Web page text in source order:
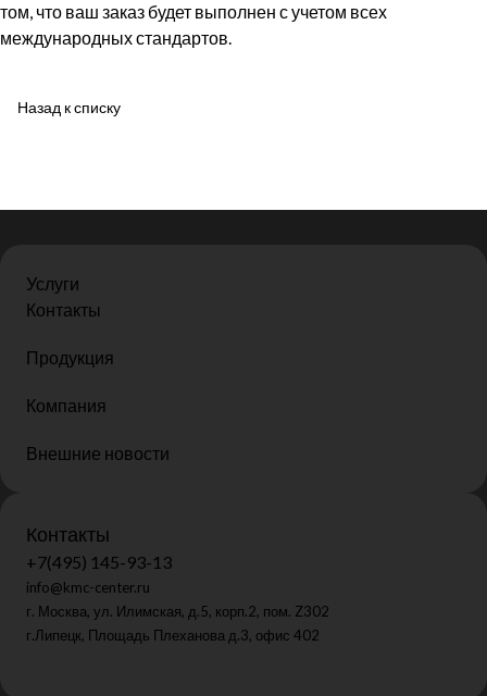
том, что ваш заказ будет выполнен с учетом всех
международных стандартов.
Назад к списку
Услуги
Контакты
Продукция
Компания
Внешние новости
Контакты
+7(495) 145-93-13
info@kmc-center.ru
г. Москва, ул. Илимская, д.5, корп.2, пом. Z302
г.Липецк, Площадь Плеханова д.3, офис 402